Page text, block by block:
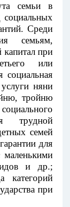
семьи в
социальных
Среди
семьям,
при
или
социальная
няни
тройню
трудной
семей
для
и др.;
категорий
при